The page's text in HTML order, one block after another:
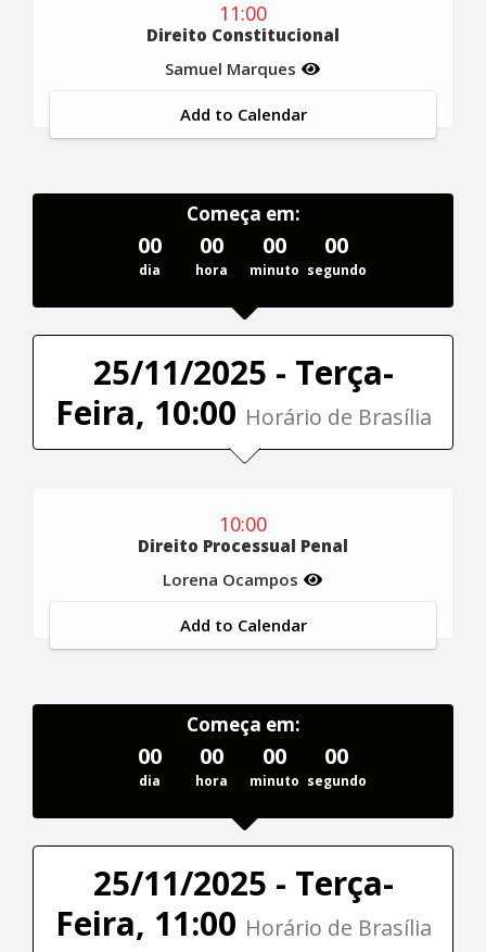
11:00
Direito Constitucional
Samuel Marques
Add to Calendar
Começa em:
00
dia
00
hora
00
minuto
00
segundo
25/11/2025 - Terça-
Feira, 10:00 Horário de Brasília
10:00
Direito Processual Penal
Lorena Ocampos
Add to Calendar
Começa em:
00
dia
00
hora
00
minuto
00
segundo
25/11/2025 - Terça-
Feira, 11:00 Horário de Brasília